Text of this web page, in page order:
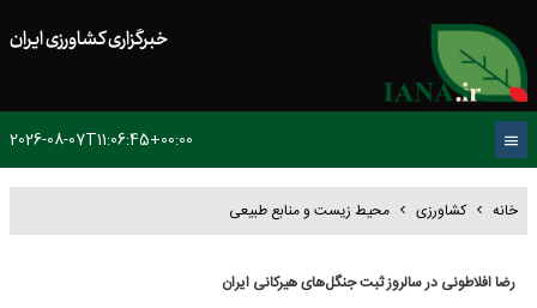
خبرگزاری کشاورزی ایران
2026-08-07T11:06:45+00:00
خانه کشاورزی محیط زیست و منابع طبیعی
رضا افلاطونی در سالروز ثبت جنگل‌های هیرکانی ایران